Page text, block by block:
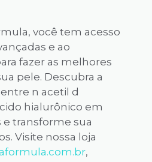
você tem acesso
e ao
fazer as melhores
pele. Descubra a
n acetil d
hialurônico em
transforme sua
Visite nossa loja
,